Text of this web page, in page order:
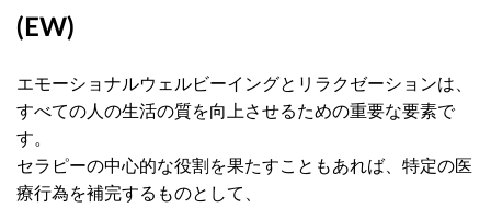
(EW)
エモーショナルウェルビーイングとリラクゼーションは、
すべての人の生活の質を向上させるための重要な要素で
す。
セラピーの中心的な役割を果たすこともあれば、特定の医
療行為を補完するものとして、